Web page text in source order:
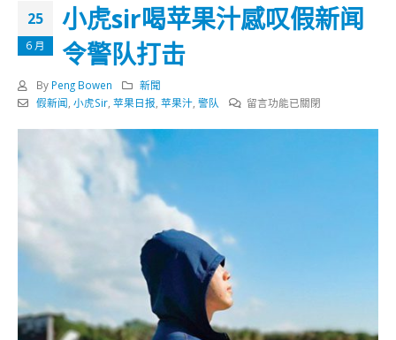
25
6 月
小虎sir喝苹果汁感叹假新闻
令警队打击
By Peng Bowen
新聞
假新闻 小虎Sir, 苹果日报 苹果汁, 警队
在
新
令
留言功能已關閉